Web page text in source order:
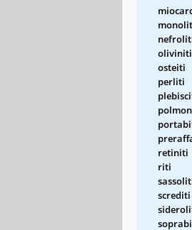
oliviniti
osteiti
perliti
retiniti
riti
screditi